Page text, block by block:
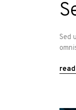
Sed